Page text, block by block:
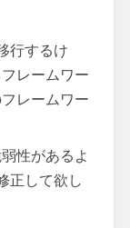
行するけ
レームワー
レームワー
性があるよ
正して欲し